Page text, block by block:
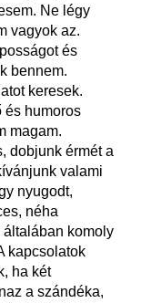
Ne légy
vagyok az.
és
bennem.
keresek.
és humoros
magam.
dobjunk érmét a
valami
nyugodt,
néha
általában komoly
kapcsolatok
ha két
a szándéka,